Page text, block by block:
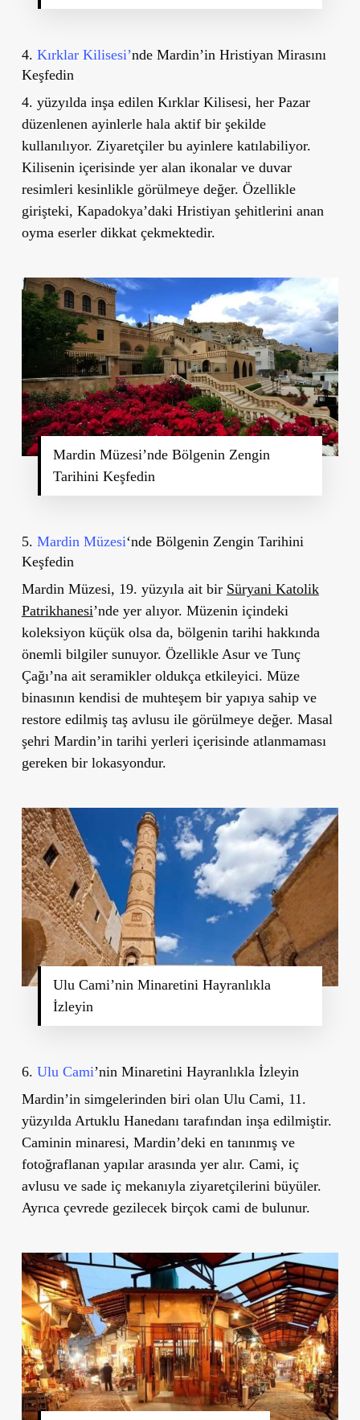
4. Kırklar Kilisesi’nde Mardin’in Hristiyan Mirasını
Keşfedin
4. yüzyılda inşa edilen Kırklar Kilisesi, her Pazar
düzenlenen ayinlerle hala aktif bir şekilde
kullanılıyor. Ziyaretçiler bu ayinlere katılabiliyor.
Kilisenin içerisinde yer alan ikonalar ve duvar
resimleri kesinlikle görülmeye değer. Özellikle
girişteki, Kapadokya’daki Hristiyan şehitlerini anan
oyma eserler dikkat çekmektedir.
Mardin Müzesi’nde Bölgenin Zengin
Tarihini Keşfedin
5. Mardin Müzesi‘nde Bölgenin Zengin Tarihini
Keşfedin
Mardin Müzesi, 19. yüzyıla ait bir Süryani Katolik
Patrikhanesi’nde yer alıyor. Müzenin içindeki
koleksiyon küçük olsa da, bölgenin tarihi hakkında
önemli bilgiler sunuyor. Özellikle Asur ve Tunç
Çağı’na ait seramikler oldukça etkileyici. Müze
binasının kendisi de muhteşem bir yapıya sahip ve
restore edilmiş taş avlusu ile görülmeye değer. Masal
şehri Mardin’in tarihi yerleri içerisinde atlanmaması
gereken bir lokasyondur.
Ulu Cami’nin Minaretini Hayranlıkla
İzleyin
6. Ulu Cami’nin Minaretini Hayranlıkla İzleyin
Mardin’in simgelerinden biri olan Ulu Cami, 11.
yüzyılda Artuklu Hanedanı tarafından inşa edilmiştir.
Caminin minaresi, Mardin’deki en tanınmış ve
fotoğraflanan yapılar arasında yer alır. Cami, iç
avlusu ve sade iç mekanıyla ziyaretçilerini büyüler.
Ayrıca çevrede gezilecek birçok cami de bulunur.